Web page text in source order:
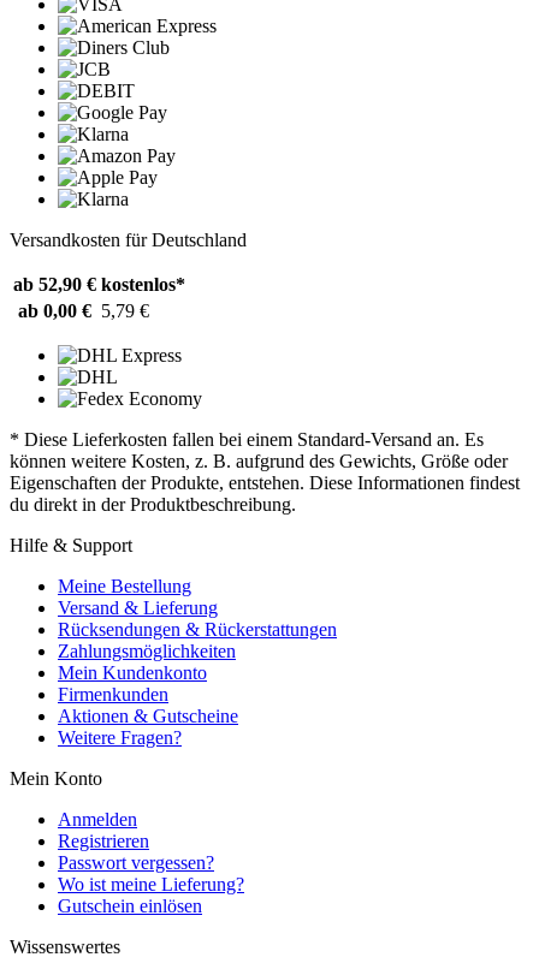
Versandkosten für Deutschland
ab 52,90 € kostenlos*
ab 0,00 € 5,79 €
* Diese Lieferkosten fallen bei einem Standard-Versand an. Es
können weitere Kosten, z. B. aufgrund des Gewichts, Größe oder
Eigenschaften der Produkte, entstehen. Diese Informationen findest
du direkt in der Produktbeschreibung.
Hilfe & Support
Meine Bestellung
Versand & Lieferung
Rücksendungen & Rückerstattungen
Zahlungsmöglichkeiten
Mein Kundenkonto
Firmenkunden
Aktionen & Gutscheine
Weitere Fragen?
Mein Konto
Anmelden
Registrieren
Passwort vergessen?
Wo ist meine Lieferung?
Gutschein einlösen
Wissenswertes